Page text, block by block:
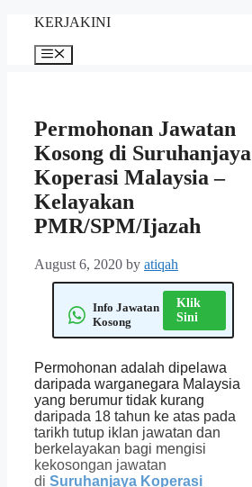
content
KERJAKINI
Menu
Permohonan Jawatan
Kosong di Suruhanjaya
Koperasi Malaysia –
Kelayakan
PMR/SPM/Ijazah
August 6, 2020 by atiqah
Info Jawatan
Kosong
Klik
Sini
Permohonan adalah dipelawa
daripada warganegara Malaysia
yang berumur tidak kurang
daripada 18 tahun ke atas pada
tarikh tutup iklan jawatan dan
berkelayakan bagi mengisi
kekosongan jawatan
di Suruhanjaya Koperasi